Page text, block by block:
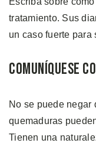
tratamiento. Sus
un caso fuerte para
Comuníquese
No se puede negar
quemaduras
Tienen una